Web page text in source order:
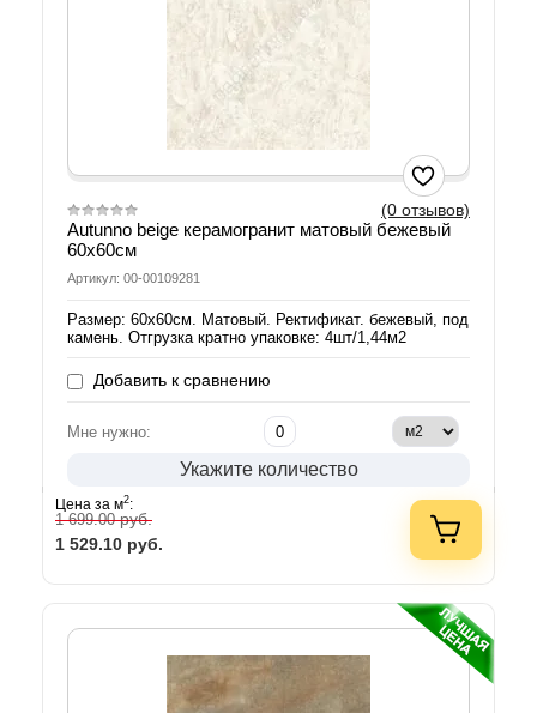
(0 отзывов)
Autunno beige керамогранит матовый бежевый
60х60см
Артикул: 00-00109281
Размер: 60х60см. Матовый. Ректификат. бежевый, под
камень. Отгрузка кратно упаковке: 4шт/1,44м2
Добавить к сравнению
Мне нужно:
Укажите количество
Цена за м2:
1 699.00руб.
1 529.10 руб.